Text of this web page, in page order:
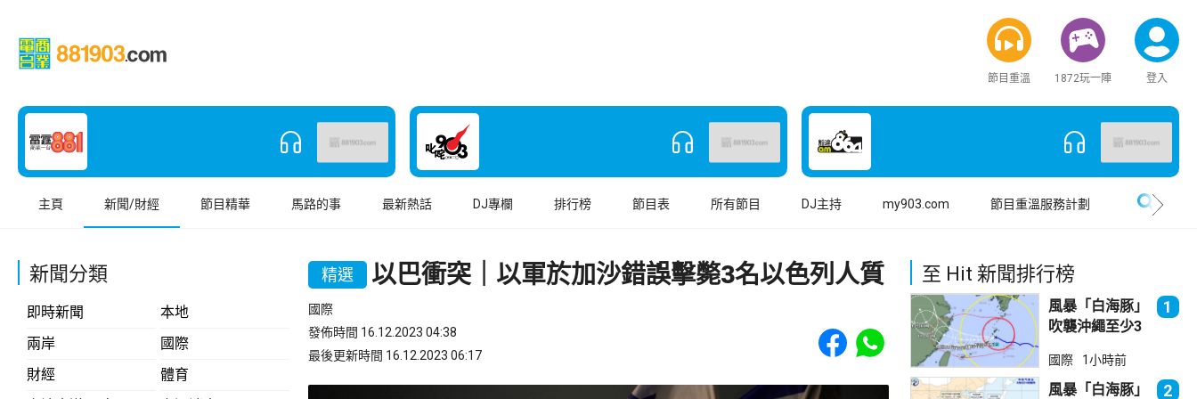
節目重溫 1872玩一陣 登入
主頁 新聞/財經 節目精華 馬路的事 最新熱話 DJ專欄 排行榜 節目表 所有節目 DJ主持 my903.com 節目重溫服務計劃
新聞分類
即時新聞
本地
兩岸
國際
財經
體育
精選 以巴衝突｜以軍於加沙錯誤擊斃3名以色列人質
國際
發佈時間 16.12.2023 04:38
最後更新時間 16.12.2023 06:17
Share to Facebook
Share to WhatsApp
至 Hit 新聞排行榜
風暴「白海豚」
吹襲沖繩至少3
取消
1
國際 1小時前
風暴「白海豚」 2